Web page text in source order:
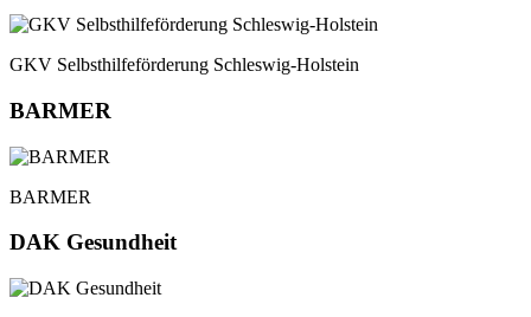
GKV Selbsthilfeförderung Schleswig-Holstein
BARMER
BARMER
DAK Gesundheit